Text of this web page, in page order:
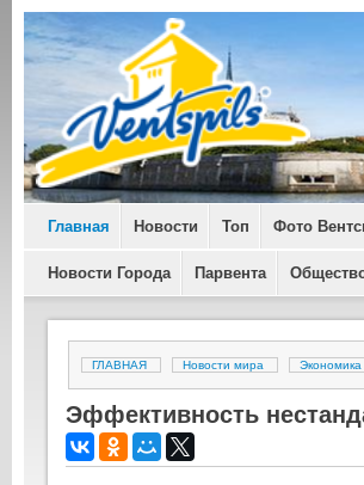
Главная Новости Топ Фото
Новости Города Парвента
ГЛАВНАЯ Новости мира Экономика
Эффективность